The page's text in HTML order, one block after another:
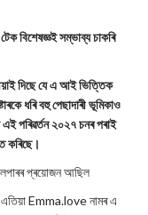
বিশেষজ্ঞই সম্ভাব্য চাকৰি
দিছে যে এ আই ভিত্তিক
ধৰি বহু পেছাদাৰী ভূমিকাও
পৰিৱৰ্তন ২০২৭ চনৰ পৰাই
কৰিছে।
প্ৰয়োজন আছিল
এতিয়া Emma.love নামৰ এ